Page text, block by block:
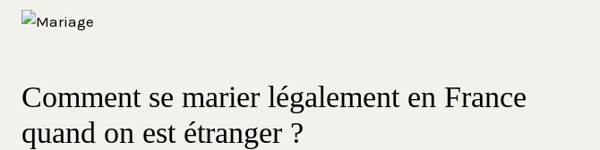
Comment se marier légalement en France
quand on est étranger ?